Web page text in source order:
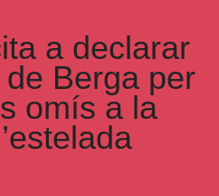
a declarar
de Berga per
omís a la